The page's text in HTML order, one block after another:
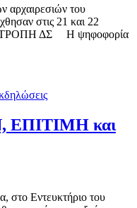
αρχαιρεσιών του
στις 21 και 22
ΔΣ H ψηφοφορία
και
στο Εντευκτήριο του